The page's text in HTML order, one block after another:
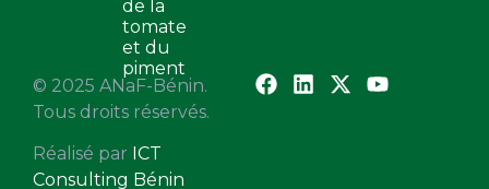
de la
tomate
et du
piment
© 2025 ANaF-Bénin.
Tous droits réservés.
Réalisé par ICT
Consulting Bénin